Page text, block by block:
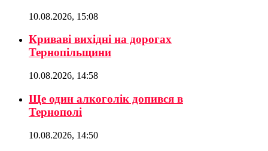
10.08.2026, 15:08
Криваві вихідні на дорогах
Тернопільщини
10.08.2026, 14:58
Ще один алкоголік допився в
Тернополі
10.08.2026, 14:50